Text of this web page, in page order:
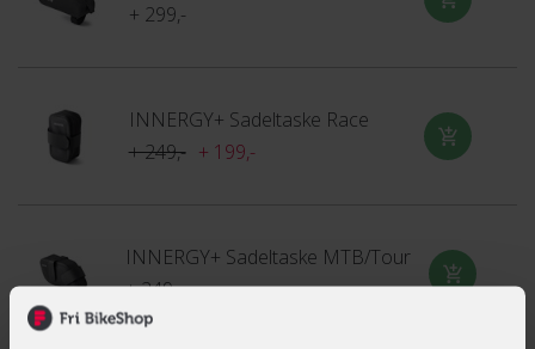
+ 299,-
INNERGY+ Sadeltaske Race
+ 249,- + 199,-
INNERGY+ Sadeltaske MTB/Tour
+ 249,-